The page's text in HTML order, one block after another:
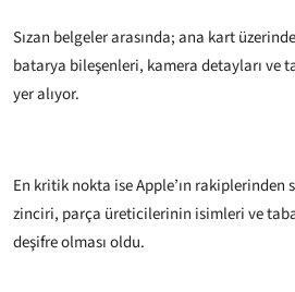
Sızan belgeler arasında; ana kart
batarya bileşenleri, kamera detayları ve
yer alıyor.
En kritik nokta ise Apple’ın rakiplerinden
zinciri, parça üreticilerinin isimleri ve
deşifre olması oldu.